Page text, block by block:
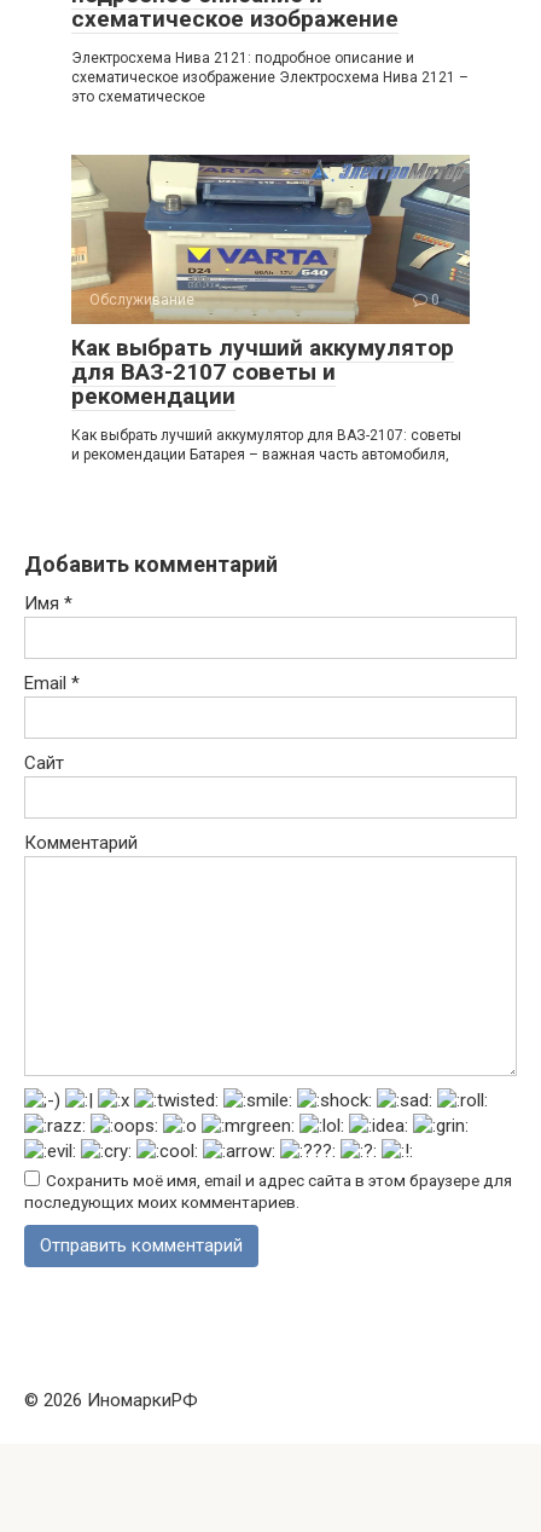
схематическое изображение
Электросхема Нива 2121: подробное описание и
схематическое изображение Электросхема Нива 2121 –
это схематическое
Обслуживание 0
Как выбрать лучший аккумулятор
для ВАЗ-2107 советы и
рекомендации
Как выбрать лучший аккумулятор для ВАЗ-2107: советы
и рекомендации Батарея – важная часть автомобиля,
Добавить комментарий
Имя *
Email *
Сайт
Комментарий
Сохранить моё имя, email и адрес сайта в этом браузере для
последующих моих комментариев.
© 2026 ИномаркиРФ